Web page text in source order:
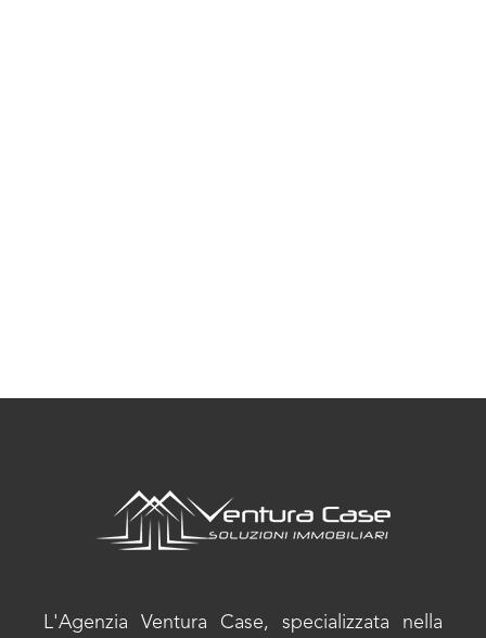
L'Agenzia Ventura Case, specializzata nella